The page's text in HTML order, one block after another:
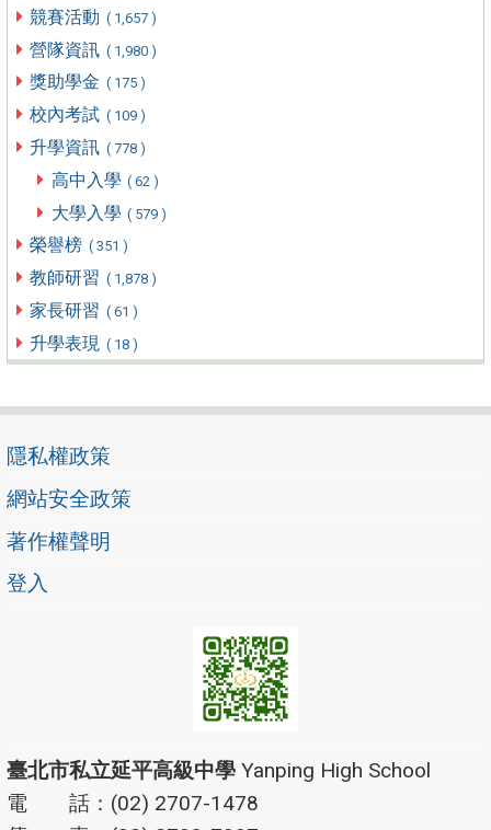
競賽活動 ( 1,657 )
營隊資訊 ( 1,980 )
獎助學金 ( 175 )
校內考試 ( 109 )
升學資訊 ( 778 )
高中入學 ( 62 )
大學入學 ( 579 )
榮譽榜 ( 351 )
教師研習 ( 1,878 )
家長研習 ( 61 )
升學表現 ( 18 )
隱私權政策
網站安全政策
著作權聲明
登入
臺北市私立延平高級中學 Yanping High School
電 話：(02) 2707-1478